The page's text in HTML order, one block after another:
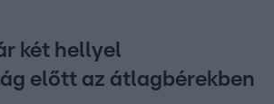
két hellyel
előtt az átlagbérekben